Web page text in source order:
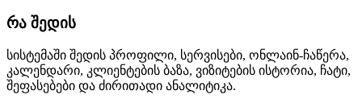
რა შედის
სისტემაში შედის პროფილი, სერვისები, ონლაინ-ჩაწერა,
კალენდარი, კლიენტების ბაზა, ვიზიტების ისტორია, ჩატი,
შეფასებები და ძირითადი ანალიტიკა.